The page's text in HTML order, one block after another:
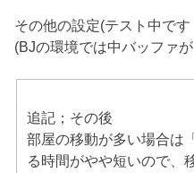
その他の設定(テスト中で
(BJの環境では中バッファ
追記；その後
部屋の移動が多い場合は
る時間がやや短いので、